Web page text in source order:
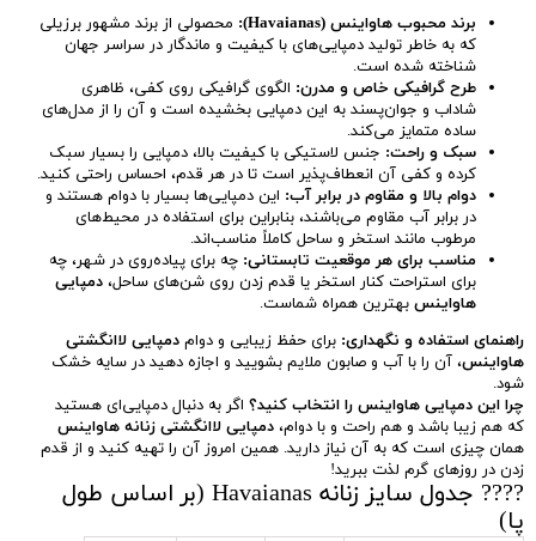
برند محبوب هاواینس (Havaianas):
محصولی از برند مشهور برزیلی
که به خاطر تولید دمپایی‌های با کیفیت و ماندگار در سراسر جهان
شناخته شده است.
طرح گرافیکی خاص و مدرن: الگوی گرافیکی روی کفی، ظاهری
شاداب و جوان‌پسند به این دمپایی بخشیده است و آن را از مدل‌های
ساده متمایز می‌کند.
سبک و راحت: جنس لاستیکی با کیفیت بالا، دمپایی را بسیار سبک
کرده و کفی آن انعطاف‌پذیر است تا در هر قدم، احساس راحتی کنید.
دوام بالا و مقاوم در برابر آب: این دمپایی‌ها بسیار با دوام هستند و
در برابر آب مقاوم می‌باشند، بنابراین برای استفاده در محیط‌های
مرطوب مانند استخر و ساحل کاملاً مناسب‌اند.
مناسب برای هر موقعیت تابستانی: چه برای پیاده‌روی در شهر، چه
برای استراحت کنار استخر یا قدم زدن روی شن‌های ساحل،دمپایی
هاواینس بهترین همراه شماست.
راهنمای استفاده و نگهداری: برای حفظ زیبایی و دوامدمپایی لاانگشتی
هاواینس، آن را با آب و صابون ملایم بشویید و اجازه دهید در سایه خشک
شود.
چرا این دمپایی هاواینس را انتخاب کنید؟ اگر به دنبال دمپایی‌ای هستید
که هم زیبا باشد و هم راحت و با دوام،دمپایی لاانگشتی زنانه هاواینس
همان چیزی است که به آن نیاز دارید. همین امروز آن را تهیه کنید و از قدم
زدن در روزهای گرم لذت ببرید!
???? جدول سایز زنانه Havaianas (بر اساس طول
پا)